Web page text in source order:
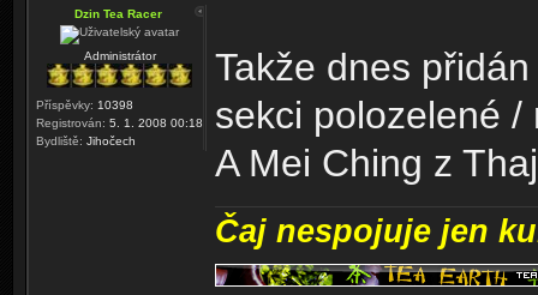
Dzin Tea Racer
Administrátor
Příspěvky: 10398
Registrován: 5. 1. 2008 00:18
Bydliště: Jihočech
Takže dnes
sekci polozelené /
A Mei Ching z
Čaj nespojuje jen